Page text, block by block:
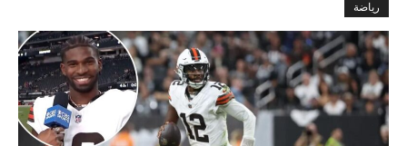
رياضة